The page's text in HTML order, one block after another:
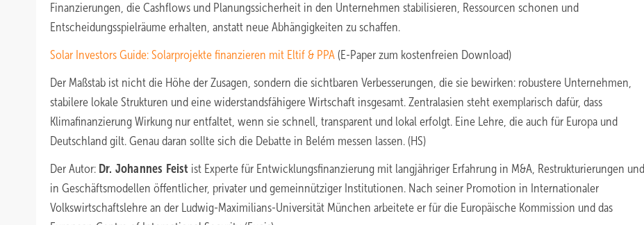
Finanzierungen, die Cashflows und Planungssicherheit in den Unternehmen stabilisieren, Ressourcen schonen und
Entscheidungsspielräume erhalten, anstatt neue Abhängigkeiten zu schaffen.
Solar Investors Guide: Solarprojekte finanzieren mit Eltif & PPA (E-Paper zum kostenfreien Download)
Der Maßstab ist nicht die Höhe der Zusagen, sondern die sichtbaren Verbesserungen, die sie bewirken: robustere Unternehmen,
stabilere lokale Strukturen und eine widerstandsfähigere Wirtschaft insgesamt. Zentralasien steht exemplarisch dafür, dass
Klimafinanzierung Wirkung nur entfaltet, wenn sie schnell, transparent und lokal erfolgt. Eine Lehre, die auch für Europa und
Deutschland gilt. Genau daran sollte sich die Debatte in Belém messen lassen. (HS)
Der Autor: Dr. Johannes Feist ist Experte für Entwicklungsfinanzierung mit langjähriger Erfahrung in M&A, Restrukturierungen und
in Geschäftsmodellen öffentlicher, privater und gemeinnütziger Institutionen. Nach seiner Promotion in Internationaler
Volkswirtschaftslehre an der Ludwig-Maximilians-Universität München arbeitete er für die Europäische Kommission und das